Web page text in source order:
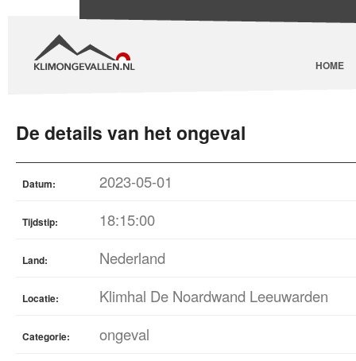
HOME
De details van het ongeval
Datum: 2023-05-01
Tijdstip: 18:15:00
Land: Nederland
Locatie: Klimhal De Noardwand Leeuwarden
Categorie: ongeval